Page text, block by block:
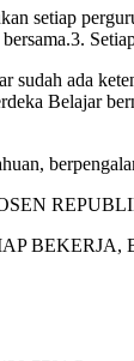
setiap
sudah ada
Belajar
BEKERJA,